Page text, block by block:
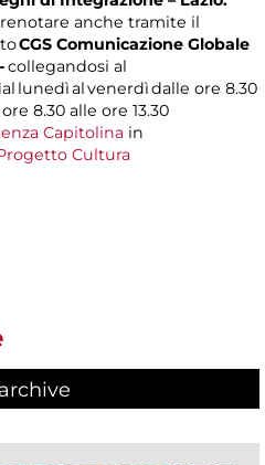
anche tramite il
CGS Comunicazione Globale
collegandosi al
lunedì al venerdì dalle ore 8.30
8.30 alle ore 13.30
Capitolina in
Cultura